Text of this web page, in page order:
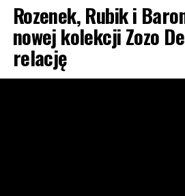
Rozenek, Rubik i
nowej kolekcji Zozo
relację